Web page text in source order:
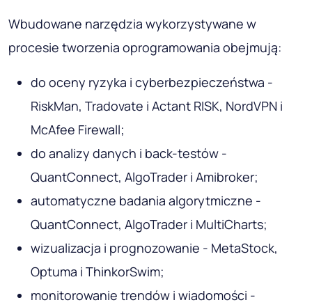
Wbudowane narzędzia wykorzystywane w
procesie tworzenia oprogramowania obejmują:
do oceny ryzyka i cyberbezpieczeństwa -
RiskMan, Tradovate i Actant RISK, NordVPN i
McAfee Firewall;
do analizy danych i back-testów -
QuantConnect, AlgoTrader i Amibroker;
automatyczne badania algorytmiczne -
QuantConnect, AlgoTrader i MultiCharts;
wizualizacja i prognozowanie - MetaStock,
Optuma i ThinkorSwim;
monitorowanie trendów i wiadomości -